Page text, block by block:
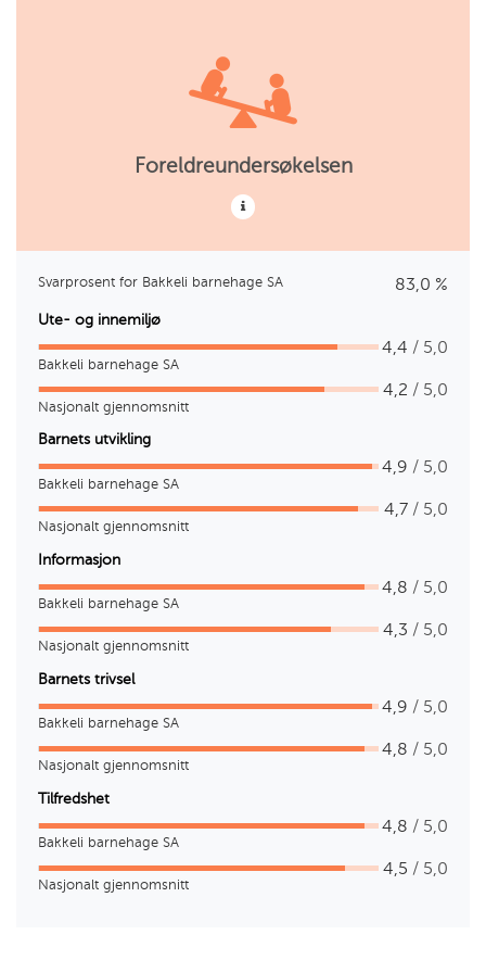
Foreldreundersøkelsen
Svarprosent for Bakkeli barnehage SA 83,0 %
Ute- og innemiljø
4,4 / 5,0
Bakkeli barnehage SA
4,2 / 5,0
Nasjonalt gjennomsnitt
Barnets utvikling
4,9 / 5,0
Bakkeli barnehage SA
4,7 / 5,0
Nasjonalt gjennomsnitt
Informasjon
4,8 / 5,0
Bakkeli barnehage SA
4,3 / 5,0
Nasjonalt gjennomsnitt
Barnets trivsel
4,9 / 5,0
Bakkeli barnehage SA
4,8 / 5,0
Nasjonalt gjennomsnitt
Tilfredshet
4,8 / 5,0
Bakkeli barnehage SA
4,5 / 5,0
Nasjonalt gjennomsnitt